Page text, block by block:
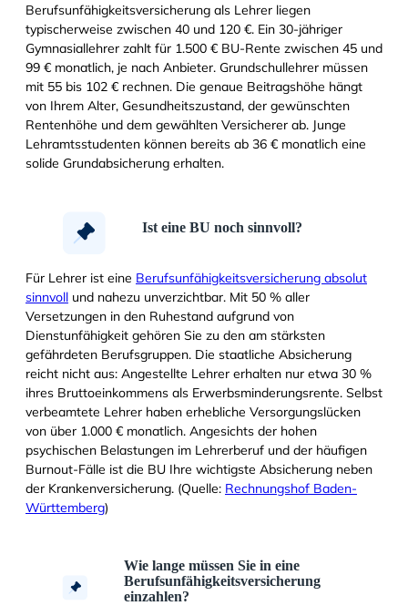
Berufsunfähigkeitsversicherung als Lehrer liegen
typischerweise zwischen 40 und 120 €. Ein 30-jähriger
Gymnasiallehrer zahlt für 1.500 € BU-Rente zwischen 45 und
99 € monatlich, je nach Anbieter. Grundschullehrer müssen
mit 55 bis 102 € rechnen. Die genaue Beitragshöhe hängt
von Ihrem Alter, Gesundheitszustand, der gewünschten
Rentenhöhe und dem gewählten Versicherer ab. Junge
Lehramtsstudenten können bereits ab 36 € monatlich eine
solide Grundabsicherung erhalten.
Ist eine BU noch sinnvoll?
Für Lehrer ist eine Berufsunfähigkeitsversicherung absolut
sinnvoll und nahezu unverzichtbar. Mit 50 % aller
Versetzungen in den Ruhestand aufgrund von
Dienstunfähigkeit gehören Sie zu den am stärksten
gefährdeten Berufsgruppen. Die staatliche Absicherung
reicht nicht aus: Angestellte Lehrer erhalten nur etwa 30 %
ihres Bruttoeinkommens als Erwerbsminderungsrente. Selbst
verbeamtete Lehrer haben erhebliche Versorgungslücken
von über 1.000 € monatlich. Angesichts der hohen
psychischen Belastungen im Lehrerberuf und der häufigen
Burnout-Fälle ist die BU Ihre wichtigste Absicherung neben
der Krankenversicherung. (Quelle: Rechnungshof Baden-
Württemberg)
Wie lange müssen Sie in eine
Berufsunfähigkeitsversicherung
einzahlen?